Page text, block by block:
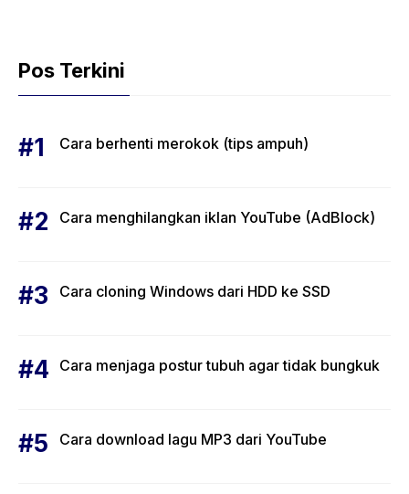
Pos Terkini
Cara berhenti merokok (tips ampuh)
Cara menghilangkan iklan YouTube (AdBlock)
Cara cloning Windows dari HDD ke SSD
Cara menjaga postur tubuh agar tidak bungkuk
Cara download lagu MP3 dari YouTube